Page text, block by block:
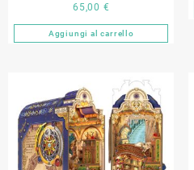
65,00 €
Aggiungi al carrello